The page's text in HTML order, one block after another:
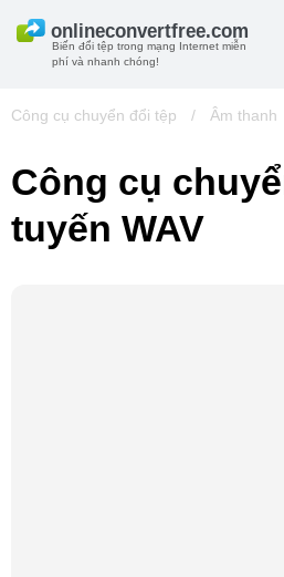
Biến đổi tệp trong mạng Internet miễn
phí và nhanh chóng!
Công cụ chuyển đổi tệp / Âm thanh
Công cụ
tuyến WAV